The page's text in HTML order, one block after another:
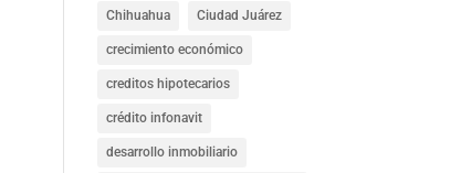
Chihuahua Ciudad Juárez
crecimiento económico
creditos hipotecarios
crédito infonavit
desarrollo inmobiliario